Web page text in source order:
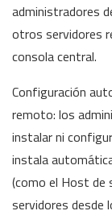
administradores
otros servidores
consola central.
Configuración
remoto: los
instalar ni
instala
(como el Host de
servidores desde